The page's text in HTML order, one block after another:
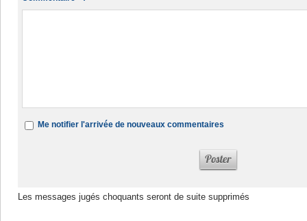
Me notifier l'arrivée de nouveaux commentaires
Les messages jugés choquants seront de suite supprimés